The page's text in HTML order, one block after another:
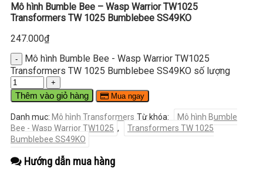
Mô hình Bumble Bee – Wasp Warrior TW1025
Transformers TW 1025 Bumblebee SS49KO
247.000₫
Mô hình Bumble Bee - Wasp Warrior TW1025
Transformers TW 1025 Bumblebee SS49KO số lượng
Thêm vào giỏ hàng Mua ngay
Danh mục: Mô hình Transformers Từ khóa:
Mô hình Bumble
Bee - Wasp Warrior TW1025 ,
Transformers TW 1025
Bumblebee SS49KO
Hướng dẫn mua hàng